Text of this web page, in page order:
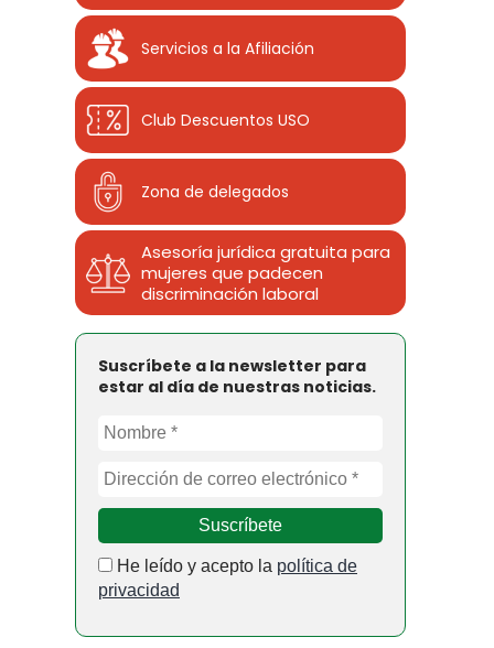
Servicios a la Afiliación
Club Descuentos USO
Zona de delegados
Asesoría jurídica gratuita para
mujeres que padecen
discriminación laboral
Suscríbete a la newsletter para
estar al día de nuestras noticias.
He leído y acepto la política de
privacidad